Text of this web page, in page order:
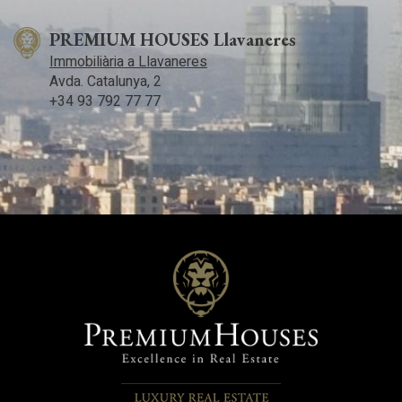
PREMIUM HOUSES Llavaneres
Immobiliària a Llavaneres
Avda. Catalunya, 2
+34 93 792 77 77